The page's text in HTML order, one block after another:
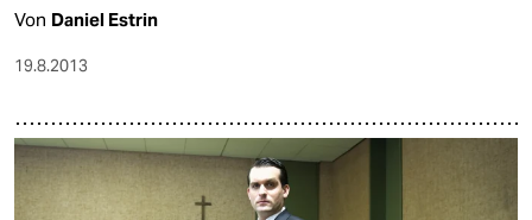
Von Daniel Estrin
19.8.2013